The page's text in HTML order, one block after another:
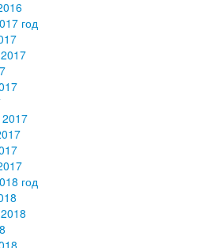
год
2017
год